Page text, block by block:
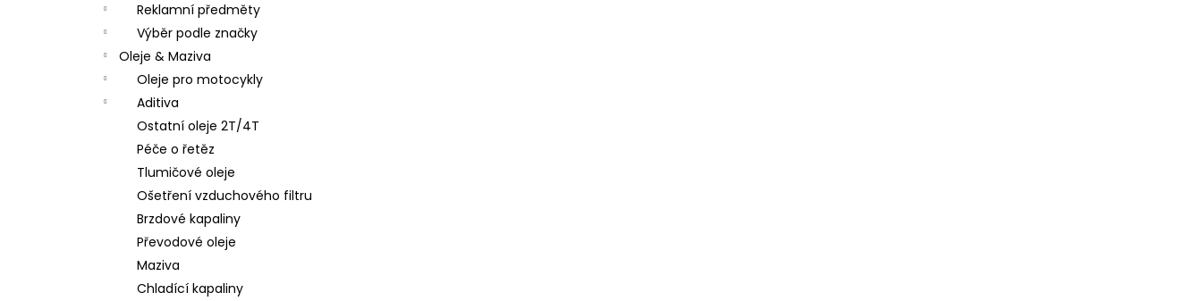
Reklamní předměty
Výběr podle značky
Oleje & Maziva
Oleje pro motocykly
Aditiva
Ostatní oleje 2T/4T
Péče o řetěz
Tlumičové oleje
Ošetření vzduchového filtru
Brzdové kapaliny
Převodové oleje
Maziva
Chladící kapaliny